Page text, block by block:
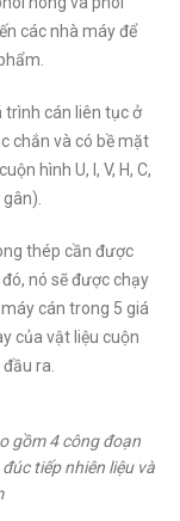
các nhà máy để
trình cán liên tục ở
chắn và có bề mặt
hình U, I, V, H, C,
thép cần được
nó sẽ được chạy
cán trong 5 giá
của vật liệu cuộn
ra.
gồm 4 công đoạn
tiếp nhiên liệu và